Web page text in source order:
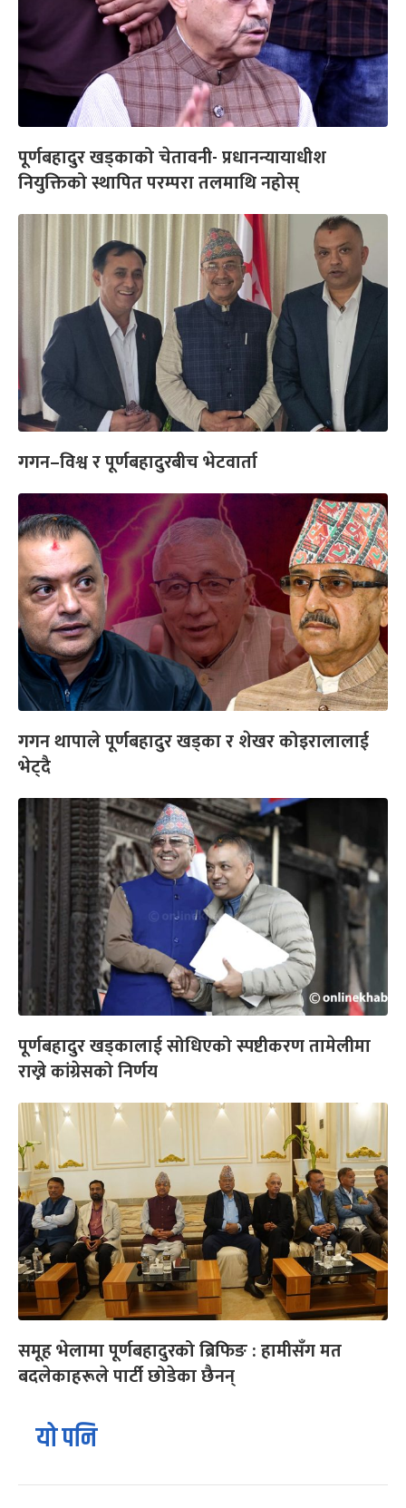
पूर्णबहादुर खड्काको चेतावनी- प्रधानन्यायाधीश
नियुक्तिको स्थापित परम्परा तलमाथि नहोस्
गगन–विश्व र पूर्णबहादुरबीच भेटवार्ता
गगन थापाले पूर्णबहादुर खड्का र शेखर कोइरालालाई
भेट्दै
पूर्णबहादुर खड्कालाई सोधिएको स्पष्टीकरण तामेलीमा
राख्ने कांग्रेसको निर्णय
समूह भेलामा पूर्णबहादुरको ब्रिफिङ : हामीसँग मत
बदलेकाहरूले पार्टी छोडेका छैनन्
यो पनि